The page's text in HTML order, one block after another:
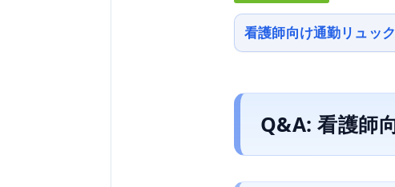
看護師向け通勤リュッ
Q&A: 看護師